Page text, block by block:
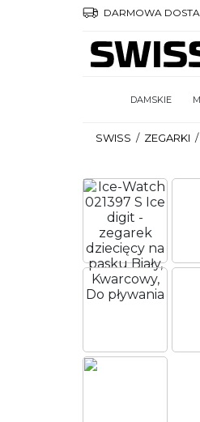
DARMOWA
DAMSKIE
SWISS / ZEGARKI /